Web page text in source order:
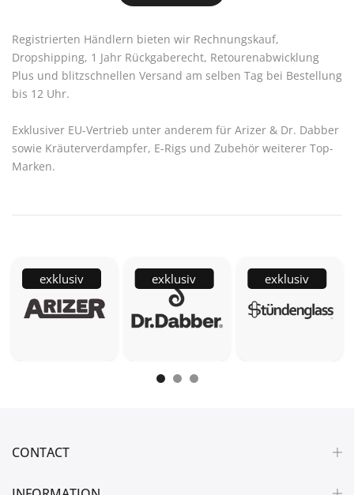
Registrierten Händlern bieten wir Rechnungskauf,
Dropshipping, 1 Jahr Rückgaberecht, Retourenabwicklung
Plus und blitzschnellen Versand am selben Tag bei Bestellung
bis 12 Uhr.
Exklusiver EU-Vertrieb unter anderem für Arizer & Dr. Dabber
sowie Kräuterverdampfer, E-Rigs und Zubehör weiterer Top-
Marken.
exklusiv exklusiv exklusiv
CONTACT